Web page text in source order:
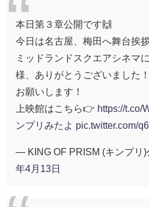
本日第３章公開です🙌
今日は名古屋、梅田へ舞台挨
ミッドランドスクエアシネマ
様、ありがとうございました
お願いします！
上映館はこちら👉 https://t.co/
ンプリみたよ pic.twitter.com/
— KING OF PRISM (キンプリ)
年4月13日